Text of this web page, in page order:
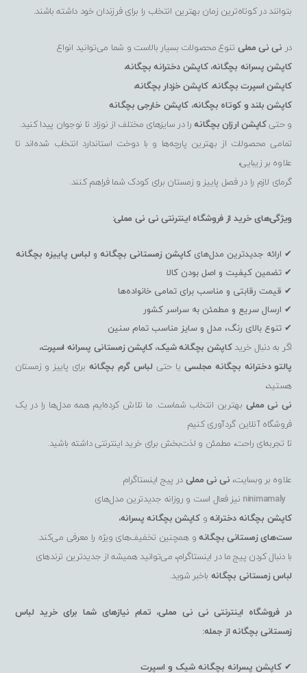
بتوانند در کوتاه‌ترین زمان بهترین انتخاب را برای فرزندان خود داشته باشند.
در نی نی مملی تنوع محصولات بسیار بالاست و شما می‌توانید انواع
کاپشن پسرانه بچگانه،کاپشن دخترانه بچگانه،
کاپشن اسپرت بچگانه،کاپشن خزدار بچگانه،
کاپشن بلند و کوتاه بچگانه، کاپشن خارجی بچگانه
و حتیکاپشن ارزان بچگانهرا در سایزهای مختلف از نوزاد تا نوجوان پیدا کنید.
تمامی محصولات از بهترین پارچه‌ها و با دوخت استاندارد انتخاب شده‌اند تا
علاوه بر زیبایی،
گرمای لازم را در فصل پاییز و زمستان برای کودک شما فراهم کنند.
ویژگی‌های خرید از فروشگاه اینترنتی نی نی مملی:
✔ ارائه جدیدترین مدل‌های کاپشن زمستانی بچگانه و لباس پاییزه بچگانه
✔ تضمین کیفیت و اصل بودن کالا
✔ قیمت رقابتی و مناسب برای تمامی خانواده‌ها
✔ ارسال سریع و مطمئن به سراسر کشور
✔ تنوع بالای رنگ، مدل و سایز مناسب تمام سنین
اگر به دنبال خریدکاپشن بچگانه شیک،کاپشن زمستانی پسرانه اسپرت،
پالتو دخترانه بچگانه مجلسی یا حتی لباس گرم بچگانه برای پاییز و زمستان
هستید،
نی نی مملی بهترین انتخاب شماست. ما تلاش کرده‌ایم همه مدل‌ها را در یک
فروشگاه آنلاین گردآوری کنیم
تا تجربه‌ای راحت، مطمئن و لذت‌بخش برای خرید اینترنتی داشته باشید.
علاوه بر وبسایت، نی نی مملیدر پیج اینستاگرام
ninimamaly نیز فعال است و روزانه جدیدترین مدل‌های
کاپشن بچگانه دخترانهوکاپشن بچگانه پسرانه،
ست‌های زمستانی بچگانهو همچنین تخفیف‌های ویژه را معرفی می‌کند.
با دنبال کردن پیج ما در اینستاگرام، می‌توانید همیشه از جدیدترین ترندهای
لباس زمستانی بچگانه باخبر شوید.
در فروشگاه اینترنتی نی نی مملی، تمام نیازهای شما برای خرید لباس
زمستانی بچگانه از جمله:
✔ کاپشن پسرانه بچگانه شیک و اسپرت